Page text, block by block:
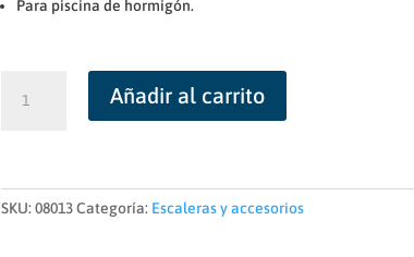
Para piscina de hormigón.
pasamanos
AstralPool
Añadir al carrito
SKU:08013Categoría: Escaleras y accesorios